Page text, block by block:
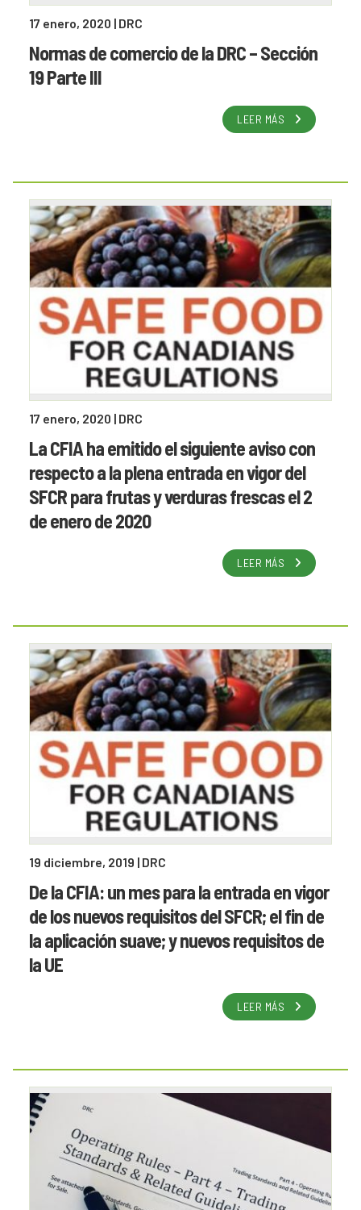
17 enero, 2020 | DRC
Normas de comercio de la DRC – Sección
19 Parte III
LEER MÁS
17 enero, 2020 | DRC
La CFIA ha emitido el siguiente aviso con
respecto a la plena entrada en vigor del
SFCR para frutas y verduras frescas el 2
de enero de 2020
LEER MÁS
19 diciembre, 2019 | DRC
De la CFIA: un mes para la entrada en vigor
de los nuevos requisitos del SFCR; el fin de
la aplicación suave; y nuevos requisitos de
la UE
LEER MÁS